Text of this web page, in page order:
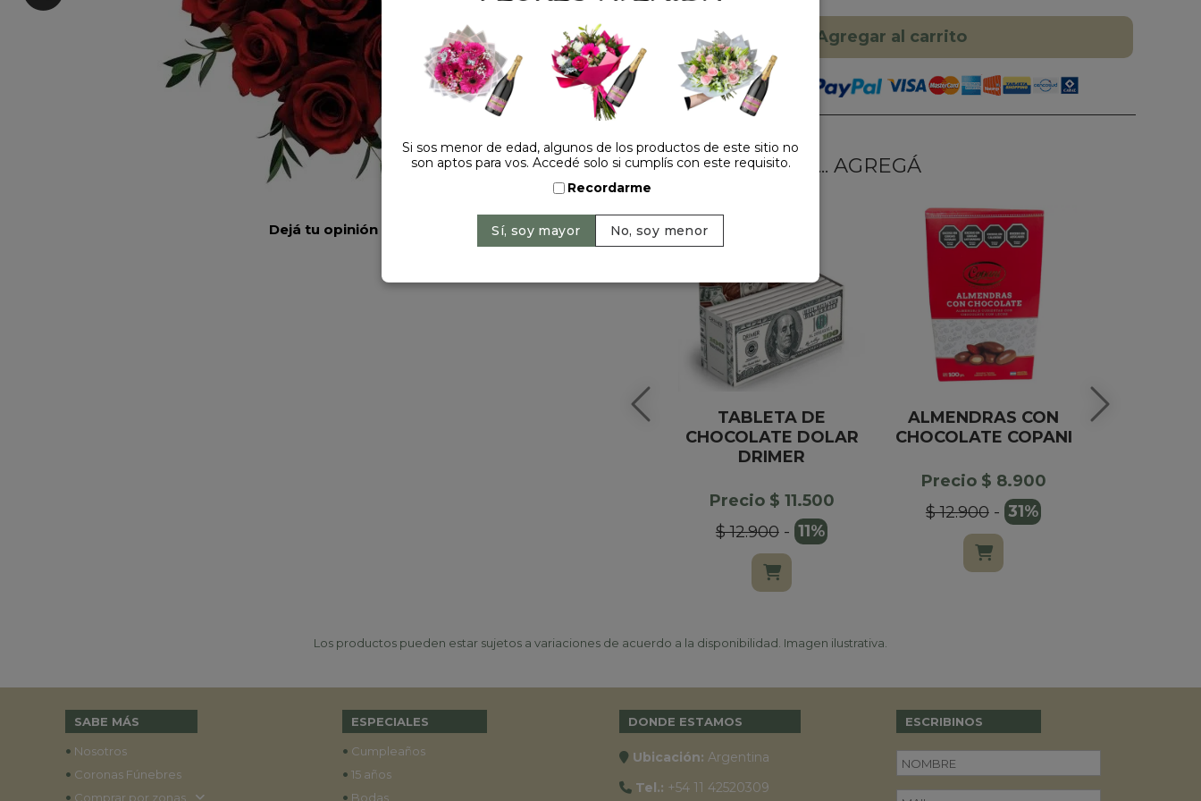
Dejá tu opinión
Agregar al carrito
HACELO ESPECIAL... AGREGÁ
TABLETA DE
CHOCOLATE DOLAR
DRIMER
Precio $ 11.500
$ 12.900- 11%
ALMENDRAS CON
CHOCOLATE COPANI
Precio $ 8.900
$ 12.900- 31%
Los productos pueden estar sujetos a variaciones de acuerdo a la disponibilidad. Imagen ilustrativa.
SABE MÁS
• Nosotros
• Coronas Fúnebres
• Comprar por zonas
ESPECIALES
• Cumpleaños
• 15 años
• Bodas
DONDE ESTAMOS
Ubicación: Argentina
Tel.: +54 11 42520309
ESCRIBINOS
Si sos menor de edad, algunos de los productos de este sitio no
son aptos para vos. Accedé solo si cumplís con este requisito.
Recordarme